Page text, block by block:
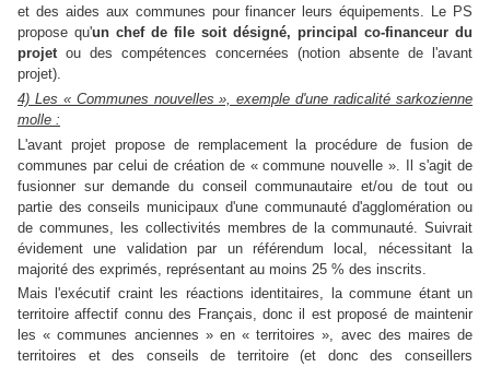
et des aides aux communes pour financer leurs équipements. Le PS
propose qu'un chef de file soit désigné, principal co-financeur du
projet ou des compétences concernées (notion absente de l'avant
projet).
4) Les « Communes nouvelles », exemple d'une radicalité sarkozienne
molle :
L'avant projet propose de remplacement la procédure de fusion de
communes par celui de création de « commune nouvelle ». Il s'agit de
fusionner sur demande du conseil communautaire et/ou de tout ou
partie des conseils municipaux d'une communauté d'agglomération ou
de communes, les collectivités membres de la communauté. Suivrait
évidement une validation par un référendum local, nécessitant la
majorité des exprimés, représentant au moins 25 % des inscrits.
Mais l'exécutif craint les réactions identitaires, la commune étant un
territoire affectif connu des Français, donc il est proposé de maintenir
les « communes anciennes » en « territoires », avec des maires de
territoires et des conseils de territoire (et donc des conseillers